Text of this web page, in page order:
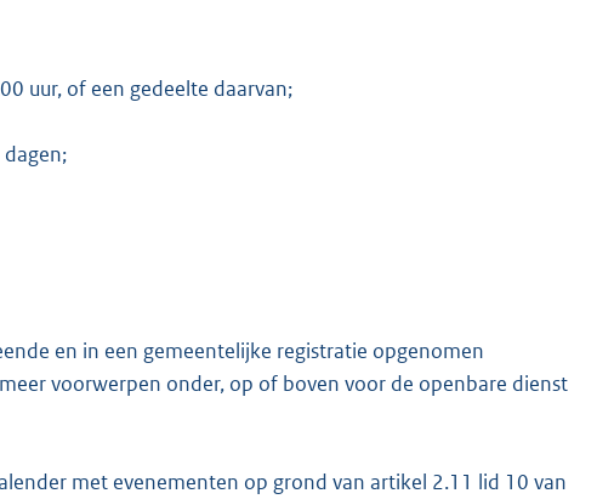
uur, of een gedeelte daarvan;
en in een gemeentelijke registratie opgenomen
voorwerpen onder, op of boven voor de openbare dienst
met evenementen op grond van artikel 2.11 lid 10 van